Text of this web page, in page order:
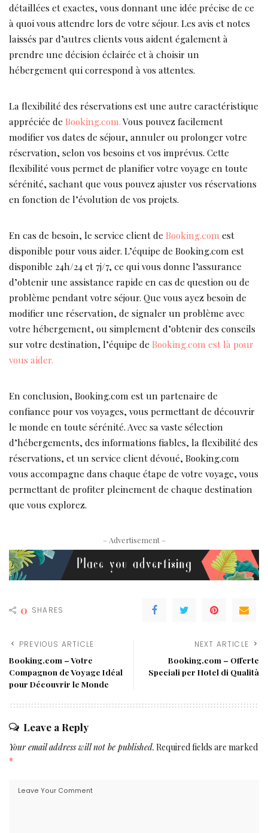
détaillées et exactes, vous donnant une idée précise de ce
à quoi vous attendre lors de votre séjour. Les avis et notes
laissés par d’autres clients vous aident également à
prendre une décision éclairée et à choisir un
hébergement qui correspond à vos attentes.
La flexibilité des réservations est une autre caractéristique
appréciée de Booking.com.Vous pouvez facilement
modifier vos dates de séjour, annuler ou prolonger votre
réservation, selon vos besoins et vos imprévus. Cette
flexibilité vous permet de planifier votre voyage en toute
sérénité, sachant que vous pouvez ajuster vos réservations
en fonction de l’évolution de vos projets.
En cas de besoin, le service client de Booking.com est
disponible pour vous aider. L’équipe de Booking.com est
disponible 24h/24 et 7j/7, ce qui vous donne l’assurance
d’obtenir une assistance rapide en cas de question ou de
problème pendant votre séjour. Que vous ayez besoin de
modifier une réservation, de signaler un problème avec
votre hébergement, ou simplement d’obtenir des conseils
sur votre destination, l’équipe de Booking.com est là pour
vous aider.
En conclusion, Booking.com est un partenaire de
confiance pour vos voyages, vous permettant de découvrir
le monde en toute sérénité. Avec sa vaste sélection
d’hébergements, des informations fiables, la flexibilité des
réservations, et un service client dévoué, Booking.com
vous accompagne dans chaque étape de votre voyage, vous
permettant de profiter pleinement de chaque destination
que vous explorez.
– Advertisement –
0 SHARES
PREVIOUS ARTICLE
Booking.com – Votre
Compagnon de Voyage Idéal
pour Découvrir le Monde
NEXT ARTICLE
Booking.com – Offerte
Speciali per Hotel di Qualità
Leave a Reply
Your email address will not be published. Required fields are marked
*